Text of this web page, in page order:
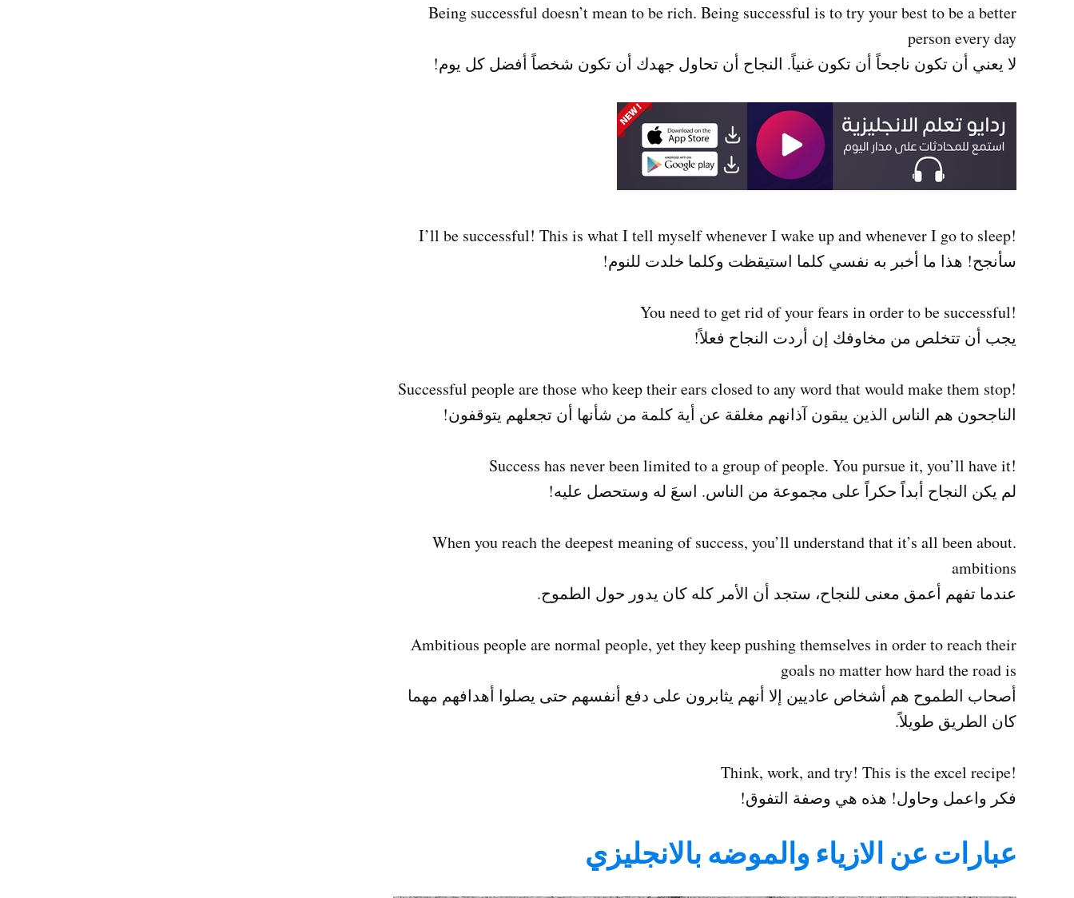
Being successful doesn’t mean to be rich. Being successful is to try your best to be a better
person every day
لا يعني أن تكون ناجحاً أن تكون غنياً. النجاح أن تحاول جهدك أن تكون شخصاً أفضل كل يوم!
!I’ll be successful! This is what I tell myself whenever I wake up and whenever I go to sleep
سأنجح! هذا ما أخبر به نفسي كلما استيقظت وكلما خلدت للنوم!
!You need to get rid of your fears in order to be successful
يجب أن تتخلص من مخاوفك إن أردت النجاح فعلاً!
!Successful people are those who keep their ears closed to any word that would make them stop
الناجحون هم الناس الذين يبقون آذانهم مغلقة عن أية كلمة من شأنها أن تجعلهم يتوقفون!
!Success has never been limited to a group of people. You pursue it, you’ll have it
لم يكن النجاح أبداً حكراً على مجموعة من الناس. اسعَ له وستحصل عليه!
.When you reach the deepest meaning of success, you’ll understand that it’s all been about
ambitions
عندما تفهم أعمق معنى للنجاح، ستجد أن الأمر كله كان يدور حول الطموح.
Ambitious people are normal people, yet they keep pushing themselves in order to reach their
goals no matter how hard the road is
أصحاب الطموح هم أشخاص عاديين إلا أنهم يثابرون على دفع أنفسهم حتى يصلوا أهدافهم مهما
كان الطريق طويلاً.
!Think, work, and try! This is the excel recipe
فكر واعمل وحاول! هذه هي وصفة التفوق!
عبارات عن الازياء والموضه بالانجليزي